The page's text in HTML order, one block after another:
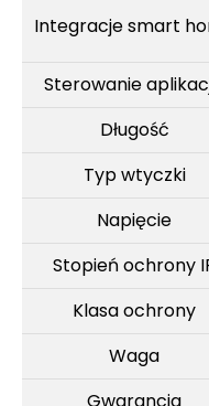
Integracje smart
Sterowanie
Długość
Typ wtyczki
Napięcie
Stopień ochrony
Klasa ochrony
Waga